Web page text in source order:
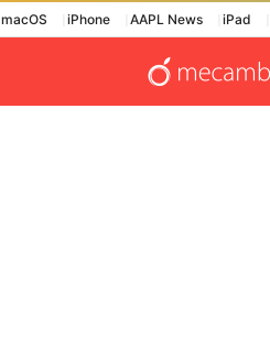
macOS iPhone AAPL News iPad